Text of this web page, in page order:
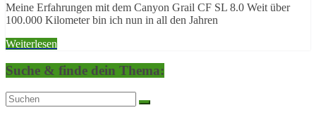
Meine Erfahrungen mit dem Canyon Grail CF SL 8.0 Weit über
100.000 Kilometer bin ich nun in all den Jahren
Weiterlesen
Suche & finde dein Thema: